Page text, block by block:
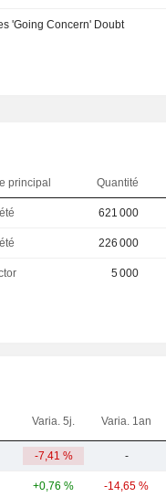
'Going Concern' Doubt
principal Quantité
621 000
226 000
5 000
Varia. 5j. Varia. 1an
-7,41 % -
+0,76 % -14,65 %